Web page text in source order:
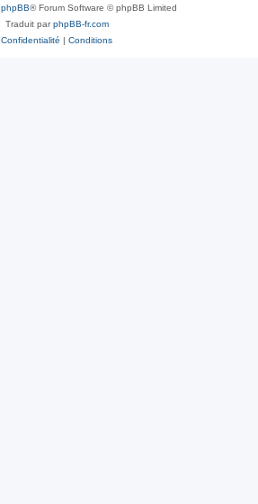
phpBB® Forum Software © phpBB Limited
Traduit parphpBB-fr.com
Confidentialité | Conditions